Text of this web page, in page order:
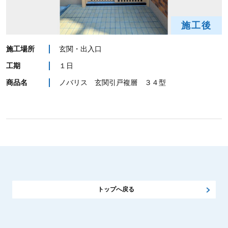
施工後
施工場所 玄関・出入口
工期 １日
商品名 ノバリス 玄関引戸複層 ３４型
トップへ戻る